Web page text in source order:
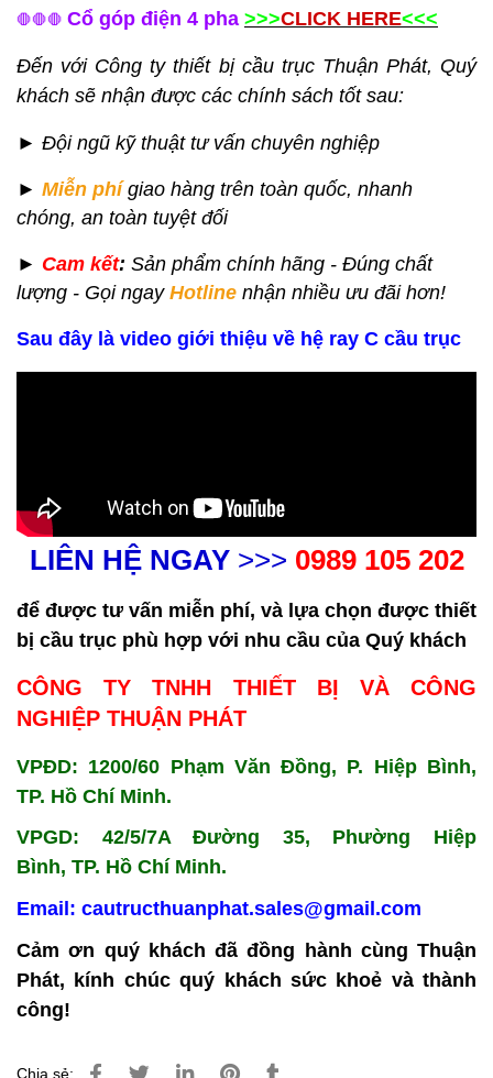
🛑🛑🛑 Cổ góp điện 4 pha >>>CLICK HERE<<<
Đến với Công ty thiết bị cầu trục Thuận Phát, Quý
khách sẽ nhận được các chính sách tốt sau:
► Đội ngũ kỹ thuật tư vấn chuyên nghiệp
► Miễn phí giao hàng trên toàn quốc, nhanh
chóng, an toàn tuyệt đối
► Cam kết: Sản phẩm chính hãng - Đúng chất
lượng - Gọi ngay Hotline nhận nhiều ưu đãi hơn!
Sau đây là video giới thiệu về hệ ray C cầu trục
LIÊN HỆ NGAY>>> 0989 105 202
để được tư vấn miễn phí, và lựa chọn được thiết
bị cầu trục phù hợp với nhu cầu của Quý khách
CÔNG TY TNHH THIẾT BỊ VÀ CÔNG
NGHIỆP THUẬN PHÁT
VPĐD: 1200/60 Phạm Văn Đồng, P. Hiệp Bình,
TP. Hồ Chí Minh.
VPGD: 42/5/7A Đường 35, Phường Hiệp
Bình, TP. Hồ Chí Minh.
Email: cautructhuanphat.sales@gmail.com
Cảm ơn quý khách đã đồng hành cùng Thuận
Phát, kính chúc quý khách sức khoẻ và thành
công!
Chia sẻ: